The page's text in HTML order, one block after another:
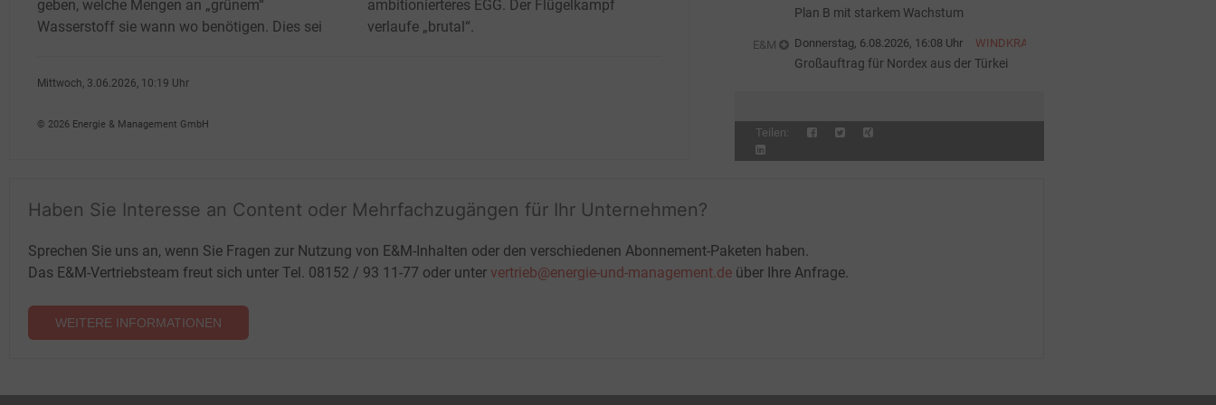
geben, welche Mengen an „grünem“
Wasserstoff sie wann wo benötigen. Dies sei
ambitionierteres EGG. Der Flügelkampf
verlaufe „brutal“.
Mittwoch, 3.06.2026, 10:19 Uhr
© 2026 Energie & Management GmbH
Plan B mit starkem Wachstum
E&M Donnerstag, 6.08.2026, 16:08 Uhr WINDKRAFT
Großauftrag für Nordex aus der Türkei
Teilen:
Haben Sie Interesse an Content oder Mehrfachzugängen für Ihr Unternehmen?
Sprechen Sie uns an, wenn Sie Fragen zur Nutzung von E&M-Inhalten oder den verschiedenen Abonnement-Paketen haben.
Das E&M-Vertriebsteam freut sich unter Tel. 08152 / 93 11-77 oder unter vertrieb@energie-und-management.de über Ihre Anfrage.
WEITERE INFORMATIONEN